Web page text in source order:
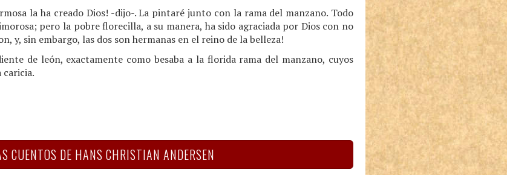
la ha creado Dios! -dijo-. La pintaré junto con la rama del manzano. Todo
pero la pobre florecilla, a su manera, ha sido agraciada por Dios con no
y, sin embargo, las dos son hermanas en el reino de la belleza!
de león, exactamente como besaba a la florida rama del manzano, cuyos
caricia.
CUENTOS DE HANS CHRISTIAN ANDERSEN